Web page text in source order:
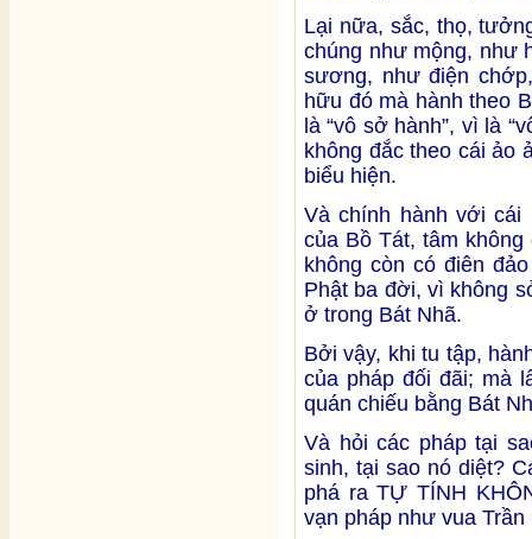
Lại nữa, sắc, thọ,
chúng như mộng, như
sương, như điện
hữu đó mà hành theo
là “vô sở hành”, vì là
không đắc theo cái ảo
biểu hiện.
Và chính hành với cái
của Bồ Tát, tâm
không còn có điên
Phật ba đời, vì không
ở trong Bát Nhã.
Bởi vậy, khi tu tập,
của pháp đối đãi; mà
quán chiếu bằng Bát
Và hỏi các pháp tại
sinh, tại sao nó diệt?
phá ra TỰ TÍNH
vạn pháp như vua Trần